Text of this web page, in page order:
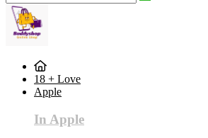
18 + Love
Apple
In Apple